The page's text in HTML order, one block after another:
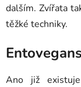
dalším. Zvířata
těžké techniky.
Ano již